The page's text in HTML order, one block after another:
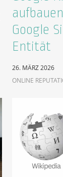
Google
Entität
26. MÄRZ 2026
ONLINE